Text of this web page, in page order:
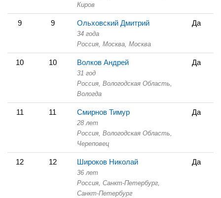
Киров
9 9 Ольховский Дмитрий
34 года
Россия, Москва, Москва
Да
10 10 Волков Андрей
31 год
Россия, Вологодская Область,
Вологда
Да
11 11 Смирнов Тимур
28 лет
Россия, Вологодская Область,
Череповец
Да
12 12 Широков Николай
36 лет
Россия, Санкт-Петербург,
Санкт-Петербург
Да